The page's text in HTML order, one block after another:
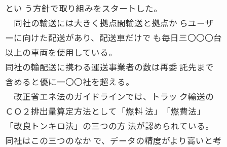
とい う方針で取り組みをスタートした。
同社の輸送には大きく拠点間輸送と拠点か らユーザ
ーに向けた配送があり、配送車だけで も毎日三〇〇〇台
以上の車両を使用している。
同社の輸配送に携わる運送事業者の数は再委 託先まで
含めると優に一〇〇社を超える。
改正省エネ法のガイドラインでは、トラッ ク輸送の
ＣＯ２排出量算定方法として「燃料 法」「燃費法」
「改良トンキロ法」の三つの方 法が認められている。
同社はこの三つのなか で、データの精度がより高いと考